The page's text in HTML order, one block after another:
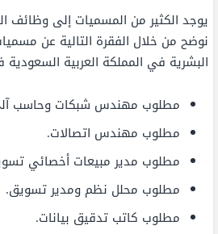
يوجد الكثير من المسميات إلى
نوضح من خلال الفقرة التالية عن
البشرية في المملكة العربية السعودية
مطلوب مهندس شبكات وحاسب
مطلوب مهندس اتصالات.
مطلوب مدير مبيعات أخصائي
مطلوب محلل نظم ومدير تسويق.
مطلوب كاتب تدقيق بيانات.